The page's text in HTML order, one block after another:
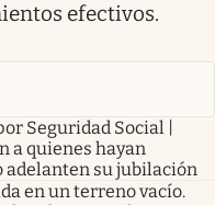
efectivos.
Seguridad Social |
a quienes hayan
adelanten su jubilación
en un terreno vacío.